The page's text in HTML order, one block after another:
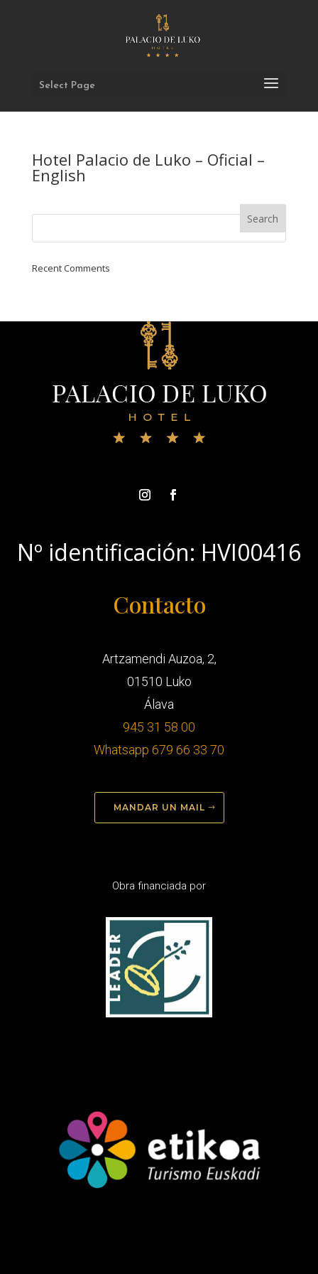
Select Page
Hotel Palacio de Luko – Oficial –
English
Recent Comments
Nº identificación: HVI00416
Contacto
Artzamendi Auzoa, 2,
01510 Luko
Álava
945 31 58 00
Whatsapp 679 66 33 70
MANDAR UN MAIL
Obra financiada por